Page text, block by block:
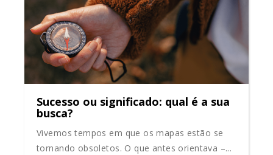
Sucesso ou significado: qual é a sua
busca?
Vivemos tempos em que os mapas estão se
tornando obsoletos. O que antes orientava –...